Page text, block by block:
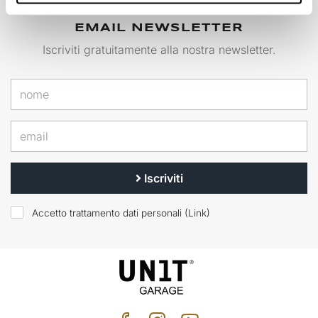
EMAIL NEWSLETTER
Iscriviti gratuitamente alla nostra newsletter.
Iscriviti
Accetto trattamento dati personali (Link)